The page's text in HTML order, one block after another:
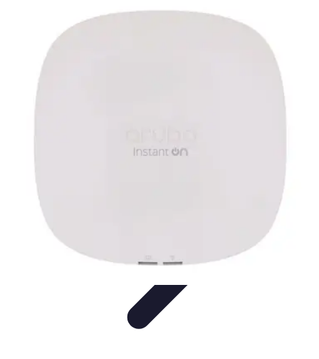
Networking
Kundenmanagement
Marktanalyse und
Forschung